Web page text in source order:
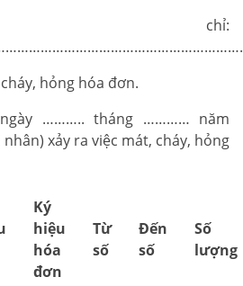
chỉ:
hỏng hóa đơn.
……….. tháng ………… năm
xảy ra việc mát, cháy, hỏng
Ký
hiệu
hóa
đơn
Từ
số
Đến
số
Số
lượng